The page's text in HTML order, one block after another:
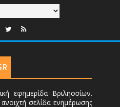
εφημερίδα Βριλησσίων.
σελίδα ενημέρωσης